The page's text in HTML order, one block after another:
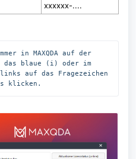
xxxxxx-....
in MAXQDA auf der
das blaue (i) oder im
links auf das Fragezeichen
klicken.